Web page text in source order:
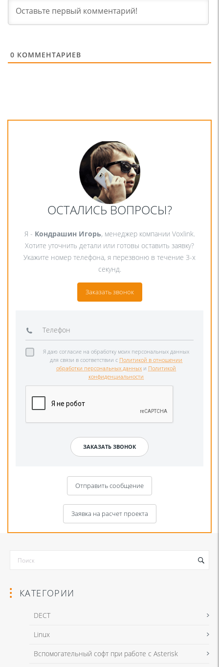
0 КОММЕНТАРИЕВ
ОСТАЛИСЬ ВОПРОСЫ?
Я - Кондрашин Игорь, менеджер компании Voxlink.
Хотите уточнить детали или готовы оставить заявку?
Укажите номер телефона, я перезвоню в течение 3-х
секунд.
Заказать звонок
Я даю согласие на обработку моих персональных данных
для связи в соответствии с Политикой в отношении
обработки персональных данных и Политикой
конфиденциальности
Отправить сообщение
Я даю согласие на обработку моих персональных данных для связи
в соответствии сПолитикой в отношении обработки персональных
Заявка на расчет проекта
КАТЕГОРИИ
DECT
Linux
Вспомогательный софт при работе с Asterisk